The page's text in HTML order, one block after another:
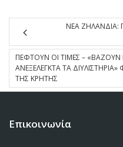
ΝΕΑ ΖΗΛΑΝΔΙΑ:
ΠΕΦΤΟΥΝ ΟΙ ΤΙΜΕΣ –
ΑΝΕΞΕΛΕΓΚΤΑ ΤΑ
ΤΗΣ ΚΡΗΤΗΣ
Επικοινωνία